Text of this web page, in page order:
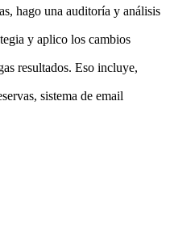
hago una auditoría y análisis
y aplico los cambios
resultados. Eso incluye,
sistema de email